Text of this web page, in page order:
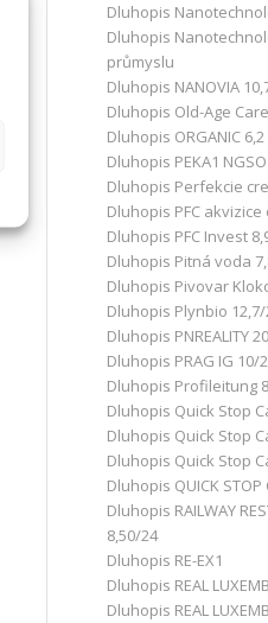
Dluhopis
Dluhopis
průmyslu
Dluhopis NANOVIA
Dluhopis Old-Age
Dluhopis ORGANIC 6,2
Dluhopis PEKA1 NGSO
Dluhopis Perfekcie
Dluhopis PFC
Dluhopis PFC Invest
Dluhopis Pitná voda
Dluhopis Pivovar
Dluhopis Plynbio 12,7/
Dluhopis PNREALITY
Dluhopis PRAG IG 10/
Dluhopis Profileitung
Dluhopis Quick Stop
Dluhopis Quick Stop
Dluhopis Quick Stop
Dluhopis QUICK STOP
Dluhopis RAILWAY
8,50/24
Dluhopis RE-EX1
Dluhopis REAL
Dluhopis REAL